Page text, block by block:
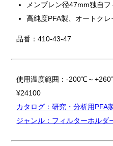
メンブレン径47mm独自
高純度PFA製、オートクレ
品番：410-43-47
使用温度範囲：-200℃～
¥24100
カタログ：研究・分析用PFA
ジャンル：フィルターホルダ